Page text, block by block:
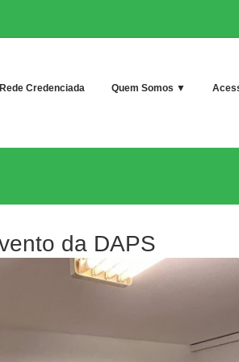
Rede Credenciada Quem Somos ▼
da DAPS